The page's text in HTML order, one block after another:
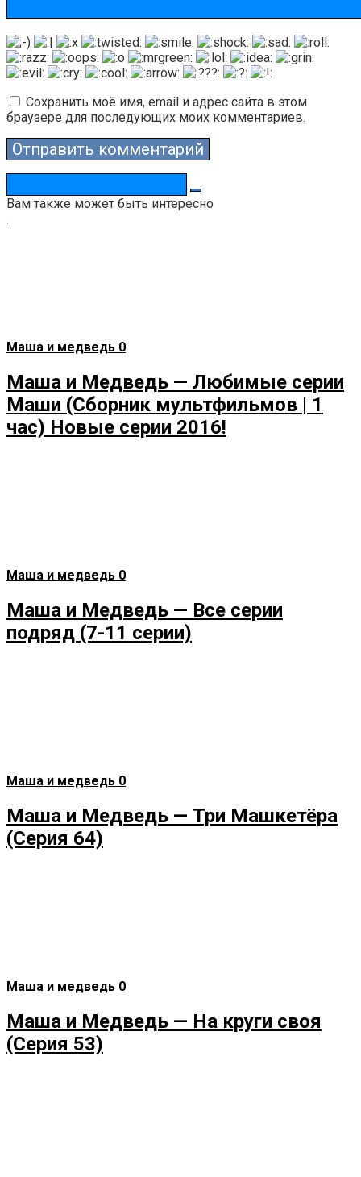
Сохранить моё имя, email и адрес сайта в этом
браузере для последующих моих комментариев.
Вам также может быть интересно
.
Маша и медведь 0
Маша и Медведь — Любимые серии
Маши (Сборник мультфильмов | 1
час) Новые серии 2016!
Маша и медведь 0
Маша и Медведь — Все серии
подряд (7-11 серии)
Маша и медведь 0
Маша и Медведь — Три Машкетёра
(Серия 64)
Маша и медведь 0
Маша и Медведь — На круги своя
(Серия 53)